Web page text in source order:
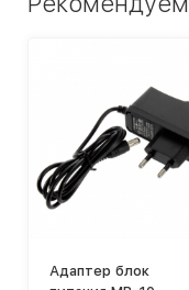
Адаптер блок